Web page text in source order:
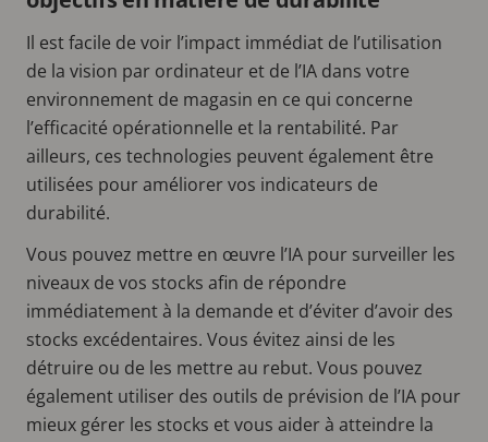
Il est facile de voir l’impact immédiat de l’utilisation
de la vision par ordinateur et de l’IA dans votre
environnement de magasin en ce qui concerne
l’efficacité opérationnelle et la rentabilité. Par
ailleurs, ces technologies peuvent également être
utilisées pour améliorer vos indicateurs de
durabilité.
Vous pouvez mettre en œuvre l’IA pour surveiller les
niveaux de vos stocks afin de répondre
immédiatement à la demande et d’éviter d’avoir des
stocks excédentaires. Vous évitez ainsi de les
détruire ou de les mettre au rebut. Vous pouvez
également utiliser des outils de prévision de l’IA pour
mieux gérer les stocks et vous aider à atteindre la